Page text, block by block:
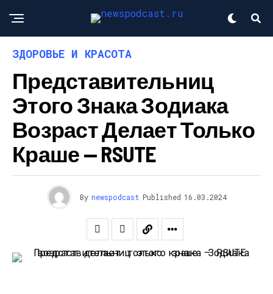
ЗДОРОВЬЕ И КРАСОТА
Представительниц
Этого Знака Зодиака
Возраст Делает Только
Краше — RSUTE
By newspodcast Published 16.03.2024